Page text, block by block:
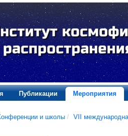
Публикации Мероприятия
и школы / VII